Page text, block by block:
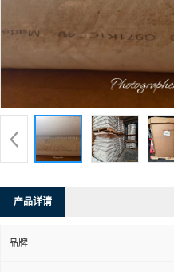
产品详请
品牌